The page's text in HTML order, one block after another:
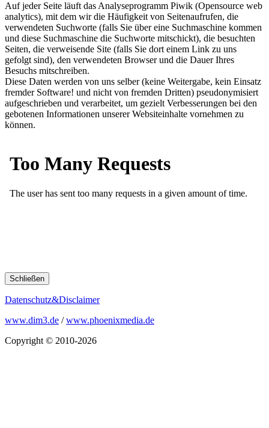
Auf jeder Seite läuft das Analyseprogramm Piwik (Opensource web
analytics), mit dem wir die Häufigkeit von Seitenaufrufen, die
verwendeten Suchworte (falls Sie über eine Suchmaschine kommen
und diese Suchmaschine die Suchworte mitschickt), die besuchten
Seiten, die verweisende Site (falls Sie dort einem Link zu uns
gefolgt sind), den verwendeten Browser und die Dauer Ihres
Besuchs mitschreiben.
Diese Daten werden von uns selber (keine Weitergabe, kein Einsatz
fremder Software! und nicht von fremden Dritten) pseudonymisiert
aufgeschrieben und verarbeitet, um gezielt Verbesserungen bei den
gebotenen Informationen unserer Websiteinhalte vornehmen zu
können.
Schließen
Datenschutz&Disclaimer
www.dim3.de /www.phoenixmedia.de
Copyright © 2010-2026